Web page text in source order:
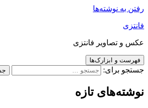
رفتن به نوشته‌ها
فانتزی
عکس و تصاویر فانتزی
فهرست و ابزارک‌ها
جستجو برای:
نوشته‌های تازه